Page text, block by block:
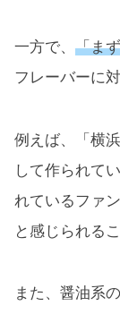
一方で、 「ま
フレーバーに
例えば、「横
して作られて
れているファ
と感じられる
また、醤油系